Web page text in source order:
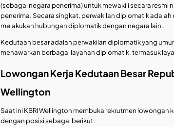
(sebagai negara penerima) untuk mewakili secara resmi
penerima. Secara singkat, perwakilan diplomatik
melakukan hubungan diplomatik dengan negara lain.
Kedutaan besar adalah perwakilan diplomatik yang
menawarkan berbagai layanan diplomatik, termasuk
Lowongan Kerja Kedutaan Besar
Wellington
Saat ini KBRI Wellington membuka rekrutmen
dengan posisi sebagai berikut: